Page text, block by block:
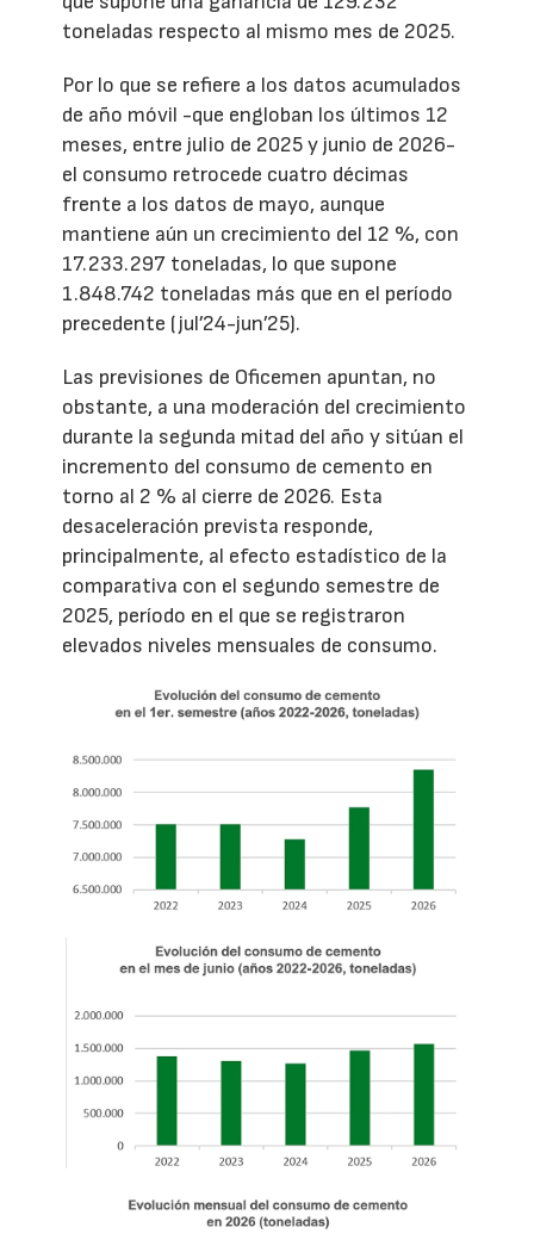
toneladas respecto al mismo mes de 2025.
Por lo que se refiere a los datos acumulados
de año móvil -que engloban los últimos 12
meses, entre julio de 2025 y junio de 2026-
el consumo retrocede cuatro décimas
frente a los datos de mayo, aunque
mantiene aún un crecimiento del 12 %, con
17.233.297 toneladas, lo que supone
1.848.742 toneladas más que en el período
precedente (jul’24-jun’25).
Las previsiones de Oficemen apuntan, no
obstante, a una moderación del crecimiento
durante la segunda mitad del año y sitúan el
incremento del consumo de cemento en
torno al 2 % al cierre de 2026. Esta
desaceleración prevista responde,
principalmente, al efecto estadístico de la
comparativa con el segundo semestre de
2025, período en el que se registraron
elevados niveles mensuales de consumo.